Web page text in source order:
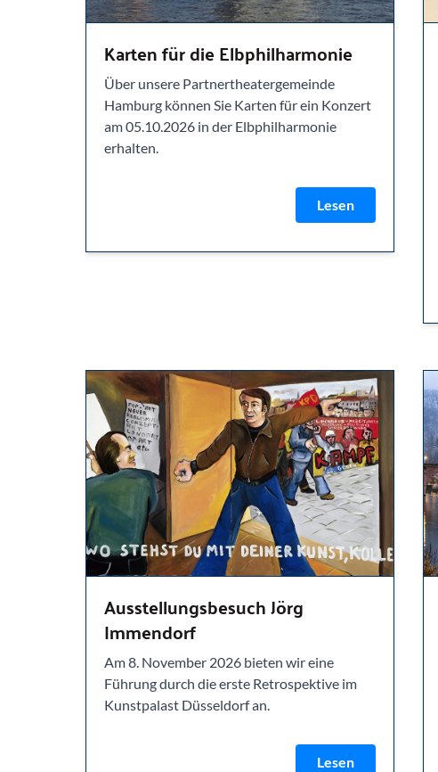
Karten für die Elbphilharmonie
Über unsere Partnertheatergemeinde
Hamburg können Sie Karten für ein Konzert
am 05.10.2026 in der Elbphilharmonie
erhalten.
Lesen
Ausstellungsbesuch Jörg
Immendorf
Am 8. November 2026 bieten wir eine
Führung durch die erste Retrospektive im
Kunstpalast Düsseldorf an.
Lesen